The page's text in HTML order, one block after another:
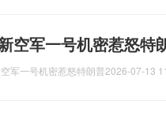
空军一号机密惹怒特
军一号机密惹怒特朗普2026-07-13